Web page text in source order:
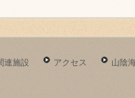
連施設 アクセス 山陰